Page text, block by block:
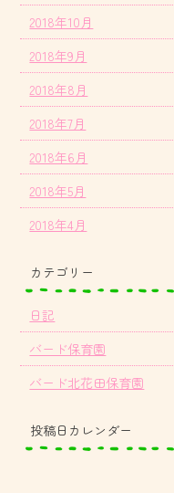
2018年10月
2018年9月
2018年8月
2018年7月
2018年6月
2018年5月
2018年4月
カテゴリー
日記
バード保育園
バード北花田保育園
投稿日カレンダー